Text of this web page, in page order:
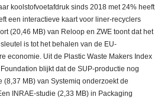
koolstofvoetafdruk sinds 2018 met 24% heeft
een interactieve kaart voor liner-recyclers
(20,46 MB) van Reloop en ZWE toont dat het
is tot het behalen van de EU-
economie. Uit de Plastic Waste Makers Index
blijkt dat de SUP-productie nog
(8,37 MB) van Systemiq onderzoekt de
INRAE-studie (2,33 MB) in Packaging